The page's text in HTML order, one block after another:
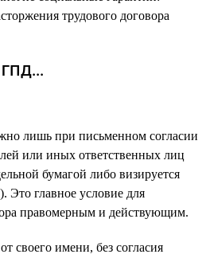
трудового договора
ГПД...
лишь при письменном согласии
или иных ответственных лиц
бумагой либо визируется
Это главное условие для
правомерным и действующим.
своего имени, без согласия